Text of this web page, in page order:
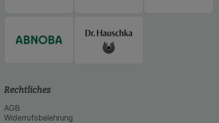
Rechtliches
AGB
Widerrufsbelehrung